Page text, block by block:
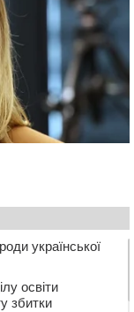
української
освіти
збитки